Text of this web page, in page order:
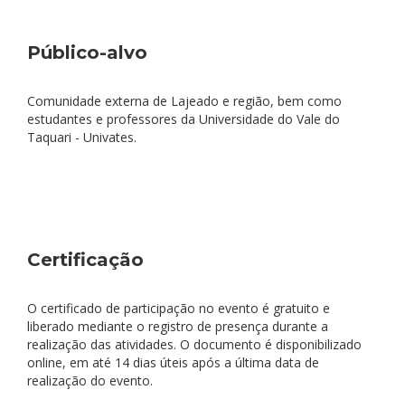
Público-alvo
Comunidade externa de Lajeado e região, bem como
estudantes e professores da Universidade do Vale do
Taquari - Univates.
Certificação
O certificado de participação no evento é gratuito e
liberado mediante o registro de presença durante a
realização das atividades. O documento é disponibilizado
online, em até 14 dias úteis após a última data de
realização do evento.